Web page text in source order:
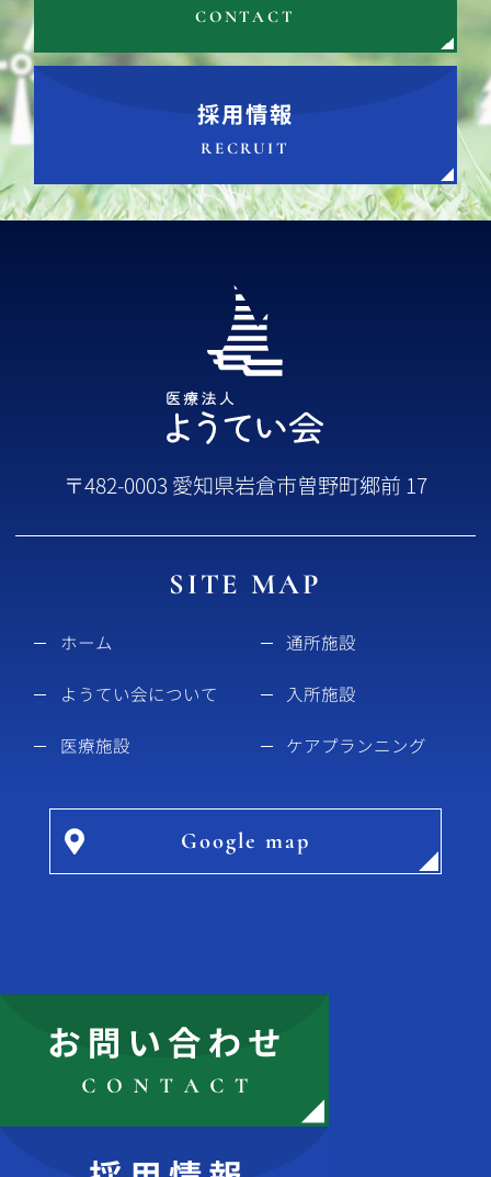
CONTACT
採用情報
RECRUIT
〒482-0003 愛知県岩倉市曽野町郷前 17
SITE MAP
ホーム 通所施設
ようてい会について 入所施設
医療施設 ケアプランニング
Google map